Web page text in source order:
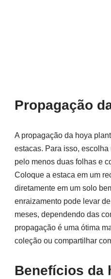
Propagação
A propagação da hoya
estacas. Para isso,
pelo menos duas folhas e
Coloque a estaca em um
diretamente em um solo
enraizamento pode levar
meses, dependendo das
propagação é uma ótima
coleção ou compartilhar
Benefícios da